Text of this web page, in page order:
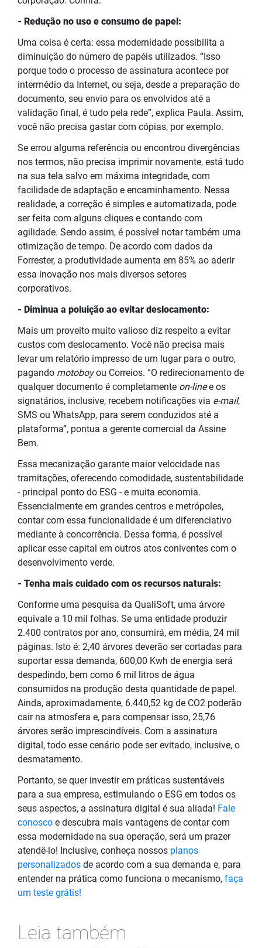
- Redução no uso e consumo de papel:
Uma coisa é certa: essa modernidade possibilita a
diminuição do número de papéis utilizados. “Isso
porque todo o processo de assinatura acontece por
intermédio da Internet, ou seja, desde a preparação do
documento, seu envio para os envolvidos até a
validação final, é tudo pela rede”, explica Paula. Assim,
você não precisa gastar com cópias, por exemplo.
Se errou alguma referência ou encontrou divergências
nos termos, não precisa imprimir novamente, está tudo
na sua tela salvo em máxima integridade, com
facilidade de adaptação e encaminhamento. Nessa
realidade, a correção é simples e automatizada, pode
ser feita com alguns cliques e contando com
agilidade. Sendo assim, é possível notar também uma
otimização de tempo. De acordo com dados da
Forrester, a produtividade aumenta em 85% ao aderir
essa inovação nos mais diversos setores
corporativos.
- Diminua a poluição ao evitar deslocamento:
Mais um proveito muito valioso diz respeito a evitar
custos com deslocamento. Você não precisa mais
levar um relatório impresso de um lugar para o outro,
pagando motoboyou Correios. “O redirecionamento de
qualquer documento é completamente on-linee os
signatários, inclusive, recebem notificações via e-mail,
SMS ou WhatsApp, para serem conduzidos até a
plataforma”, pontua a gerente comercial da Assine
Bem.
Essa mecanização garante maior velocidade nas
tramitações, oferecendo comodidade, sustentabilidade
- principal ponto do ESG - e muita economia.
Essencialmente em grandes centros e metrópoles,
contar com essa funcionalidade é um diferenciativo
mediante à concorrência. Dessa forma, é possível
aplicar esse capital em outros atos coniventes com o
desenvolvimento verde.
- Tenha mais cuidado com os recursos naturais:
Conforme uma pesquisa da QualiSoft, uma árvore
equivale a 10 mil folhas. Se uma entidade produzir
2.400 contratos por ano, consumirá, em média, 24 mil
páginas. Isto é: 2,40 árvores deverão ser cortadas para
suportar essa demanda, 600,00 Kwh de energia será
despedindo, bem como 6 mil litros de água
consumidos na produção desta quantidade de papel.
Ainda, aproximadamente, 6.440,52 kg de CO2 poderão
cair na atmosfera e, para compensar isso, 25,76
árvores serão imprescindíveis. Com a assinatura
digital, todo esse cenário pode ser evitado, inclusive, o
desmatamento.
Portanto, se quer investir em práticas sustentáveis
para a sua empresa, estimulando o ESG em todos os
seus aspectos, a assinatura digital é sua aliada! Fale
conosco e descubra mais vantagens de contar com
essa modernidade na sua operação, será um prazer
atendê-lo! Inclusive, conheça nossos planos
personalizados de acordo com a sua demanda e, para
entender na prática como funciona o mecanismo, faça
um teste grátis!
Leia também